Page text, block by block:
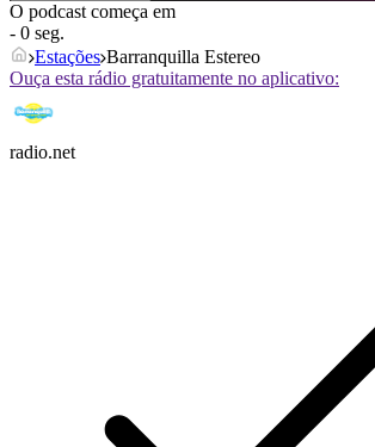
O podcast começa em
- 0 seg.
Estações Barranquilla Estereo
Ouça esta rádio gratuitamente no aplicativo:
radio.net